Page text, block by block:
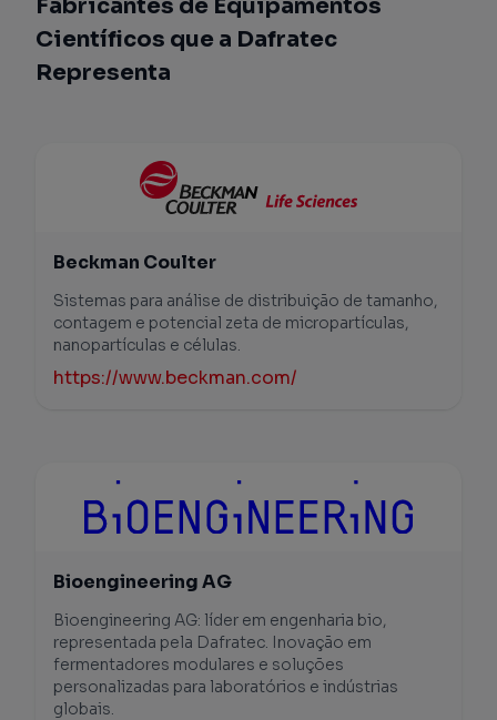
Fabricantes de Equipamentos
Científicos que a Dafratec
Representa
Beckman Coulter
Sistemas para análise de distribuição de tamanho,
contagem e potencial zeta de micropartículas,
nanopartículas e células.
https://www.beckman.com/
Bioengineering AG
Bioengineering AG: líder em engenharia bio,
representada pela Dafratec. Inovação em
fermentadores modulares e soluções
personalizadas para laboratórios e indústrias
globais.